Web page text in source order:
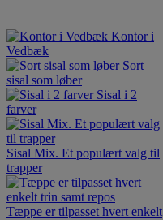
Kontor i
Vedbæk
Sort
sisal som løber
Sisal i 2
farver
Sisal Mix. Et populært valg til
trapper
Tæppe er tilpasset hvert enkelt